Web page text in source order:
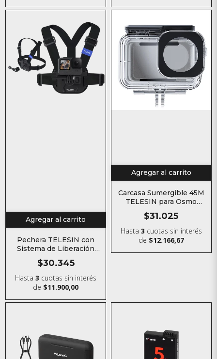
Agregar al carrito
Pechera TELESIN con
Sistema de Liberación
Rápida para Cámaras de
Acción
$30.345
Hasta3 cuotas sin interés
de $11.900,00
Agregar al carrito
Carcasa Sumergible 45M
TELESIN para Osmo
Action 3 / 4 / 5 Pro
$31.025
Hasta 3 cuotas sin interés
de $12.166,67